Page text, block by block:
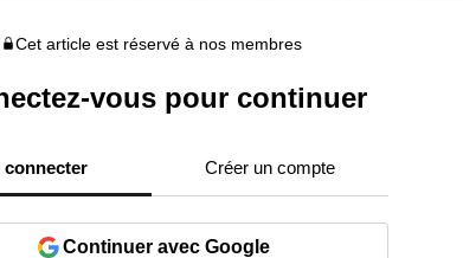
Cet article est réservé à nos membres
vous pour continuer
connecter Créer un compte
Continuer avec Google